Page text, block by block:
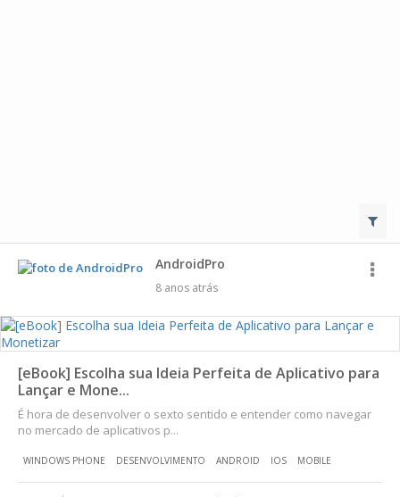
AndroidPro
8 anos atrás
[eBook] Escolha sua Ideia Perfeita de Aplicativo para
Lançar e Mone...
É hora de desenvolver o sexto sentido e entender como navegar
no mercado de aplicativos p...
WINDOWS PHONE DESENVOLVIMENTO ANDROID IOS MOBILE